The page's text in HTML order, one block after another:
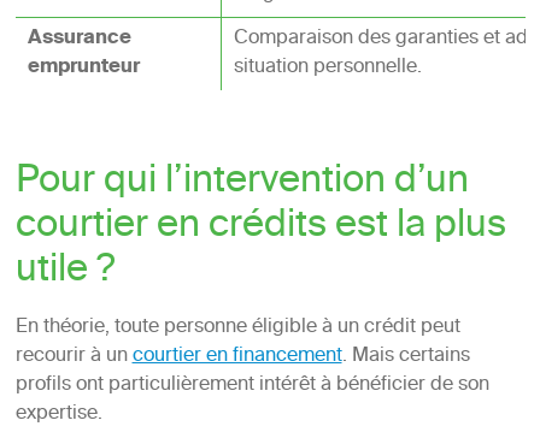
Assurance
emprunteur
Comparaison des garanties et
situation personnelle.
Pour qui l’intervention d’un
courtier en crédits est la plus
utile ?
En théorie, toute personne éligible à un crédit peut
recourir à uncourtier en financement. Mais certains
profils ont particulièrement intérêt à bénéficier de son
expertise.